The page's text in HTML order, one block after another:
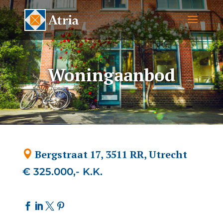
Woningaanbod
Bergstraat 17, 3511 RR, Utrecht
€ 325.000,- K.K.